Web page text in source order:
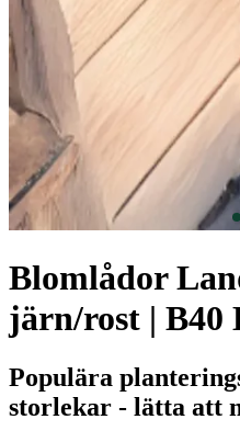
Blomlådor
järn/rost | B40
Populära
storlekar - lätta att